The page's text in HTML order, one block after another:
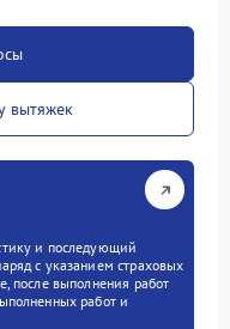
вытяжек
и последующий
с указанием страховых
после выполнения работ
работ и